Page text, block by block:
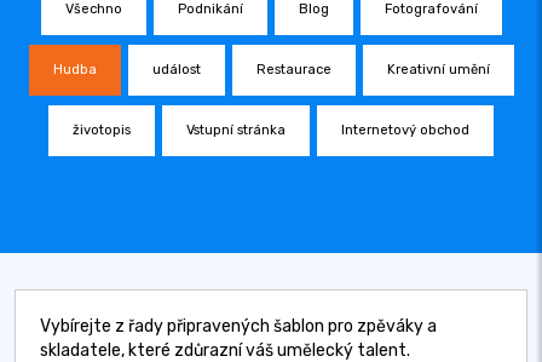
Všechno Podnikání Blog Fotografování
Hudba událost Restaurace Kreativní umění
životopis Vstupní stránka Internetový obchod
Vybírejte z řady připravených šablon pro zpěváky a
skladatele, které zdůrazní váš umělecký talent.